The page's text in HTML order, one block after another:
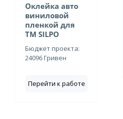
Оклейка авто
виниловой
пленкой для
ТМ SILPO
Бюджет проекта:
24096 Гривен
Перейти к работе